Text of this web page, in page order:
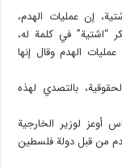
إن عمليات الهدم،
“اشتية” في كلمة له،
الهدم وقال إنها
بالتصدي لهذه
لوزير الخارجية
من قبل دولة فلسطين